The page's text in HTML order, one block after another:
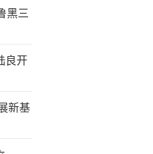
黑三
良开
新基